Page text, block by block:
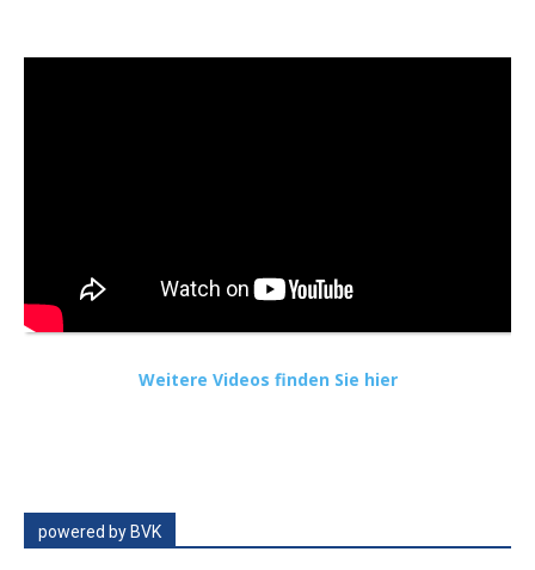
Weitere Videos finden Sie hier
powered by BVK